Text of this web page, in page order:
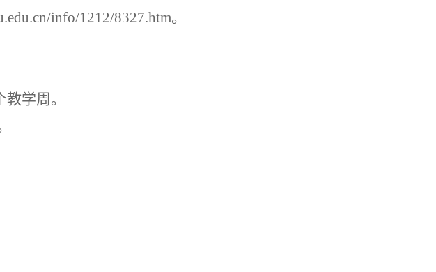
info/1212/8327.htm。
教学周。